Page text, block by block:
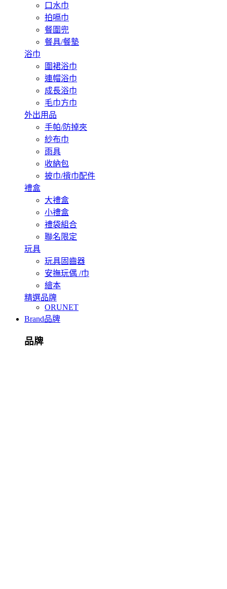
口水巾
拍嗝巾
餐圍兜
餐具/餐墊
浴巾
圍裙浴巾
連帽浴巾
成長浴巾
毛巾方巾
外出用品
手帕/防掉夾
紗布巾
雨具
收納包
披巾/揹巾配件
禮盒
大禮盒
小禮盒
禮袋組合
聯名限定
玩具
玩具固齒器
安撫玩偶 /巾
繪本
精選品牌
ORUNET
Brand品牌
品牌